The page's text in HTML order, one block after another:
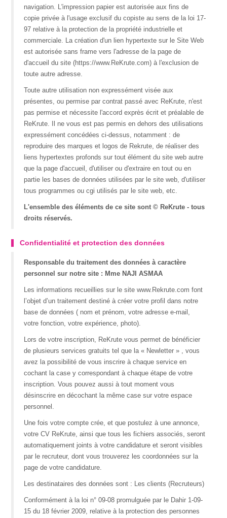
navigation. L'impression papier est autorisée aux fins de
copie privée à l'usage exclusif du copiste au sens de la loi 17-
97 relative à la protection de la propriété industrielle et
commerciale. La création d'un lien hypertexte sur le Site Web
est autorisée sans frame vers l'adresse de la page de
d'accueil du site (https://www.ReKrute.com) à l'exclusion de
toute autre adresse.
Toute autre utilisation non expressément visée aux
présentes, ou permise par contrat passé avec ReKrute, n'est
pas permise et nécessite l'accord exprès écrit et préalable de
ReKrute. Il ne vous est pas permis en dehors des utilisations
expressément concédées ci-dessus, notamment : de
reproduire des marques et logos de Rekrute, de réaliser des
liens hypertextes profonds sur tout élément du site web autre
que la page d'accueil, d'utiliser ou d'extraire en tout ou en
partie les bases de données utilisées par le site web, d'utiliser
tous programmes ou cgi utilisés par le site web, etc.
L'ensemble des éléments de ce site sont © ReKrute - tous
droits réservés.
Confidentialité et protection des données
Responsable du traitement des données à caractère
personnel sur notre site : Mme NAJI ASMAA
Les informations recueillies sur le site www.Rekrute.com font
l’objet d’un traitement destiné à créer votre profil dans notre
base de données ( nom et prénom, votre adresse e-mail,
votre fonction, votre expérience, photo).
Lors de votre inscription, ReKrute vous permet de bénéficier
de plusieurs services gratuits tel que la « Newletter » , vous
avez la possibilité de vous inscrire à chaque service en
cochant la case y correspondant à chaque étape de votre
inscription. Vous pouvez aussi à tout moment vous
désinscrire en décochant la même case sur votre espace
personnel.
Une fois votre compte crée, et que postulez à une annonce,
votre CV ReKrute, ainsi que tous les fichiers associés, seront
automatiquement joints à votre candidature et seront visibles
par le recruteur, dont vous trouverez les coordonnées sur la
page de votre candidature.
Les destinataires des données sont : Les clients (Recruteurs)
Conformément à la loi n° 09-08 promulguée par le Dahir 1-09-
15 du 18 février 2009, relative à la protection des personnes